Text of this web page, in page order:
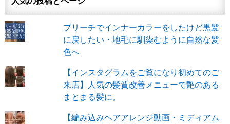
ブリーチでインナーカラーをしたけど黒髪
に戻したい・地毛に馴染むように自然な髪
色へ
【インスタグラムをご覧になり初めてのご
来店】人気の髪質改善メニューで艶のある
まとまる髪に。
【編み込みヘアアレンジ動画・ミディアム